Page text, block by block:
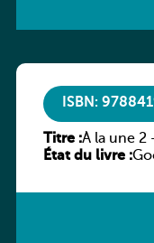
ISBN:
Titre :À la une 2
hybride
État du livre :